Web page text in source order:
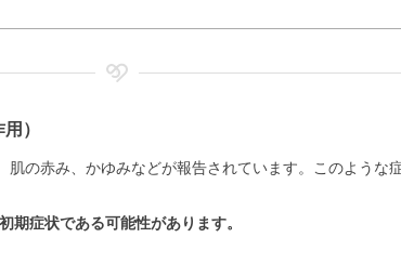
）
の赤み、かゆみなどが報告されています。このような
期症状である可能性があります。